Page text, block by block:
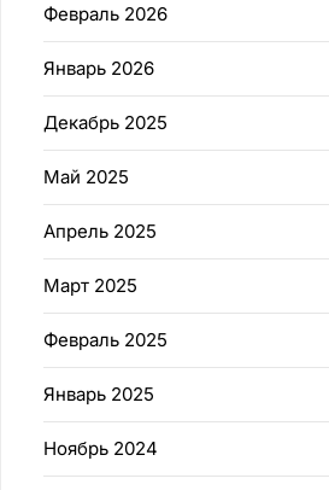
Февраль 2026
Январь 2026
Декабрь 2025
Май 2025
Апрель 2025
Март 2025
Февраль 2025
Январь 2025
Ноябрь 2024